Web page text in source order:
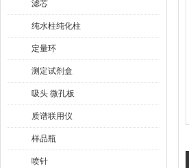
滤芯
纯水柱纯化柱
定量环
测定试剂盒
吸头 微孔板
质谱联用仪
样品瓶
喷针